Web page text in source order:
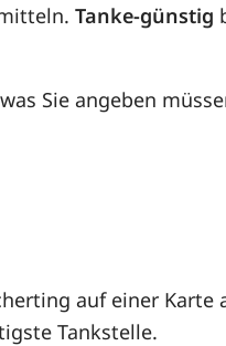
Tanke-günstig
Sie angeben
auf einer Karte
Tankstelle.